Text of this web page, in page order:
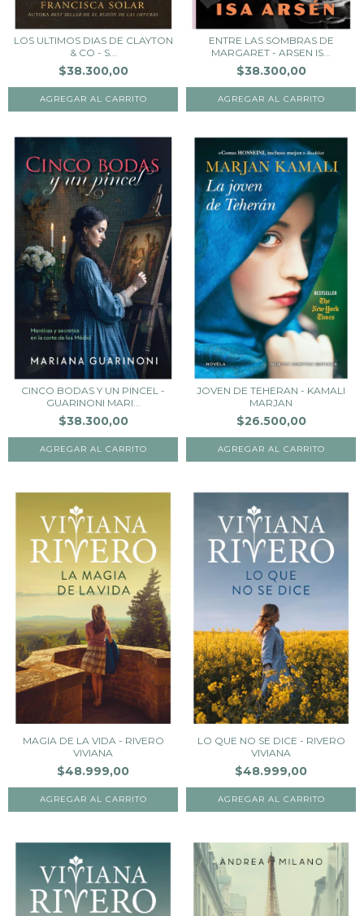
LOS ULTIMOS DIAS DE CLAYTON
& CO - S...
$38.300,00
ENTRE LAS SOMBRAS DE
MARGARET - ARSEN IS...
$38.300,00
CINCO BODAS Y UN PINCEL -
GUARINONI MARI...
$38.300,00
JOVEN DE TEHERAN - KAMALI
MARJAN
$26.500,00
MAGIA DE LA VIDA - RIVERO
VIVIANA
$48.999,00
LO QUE NO SE DICE - RIVERO
VIVIANA
$48.999,00